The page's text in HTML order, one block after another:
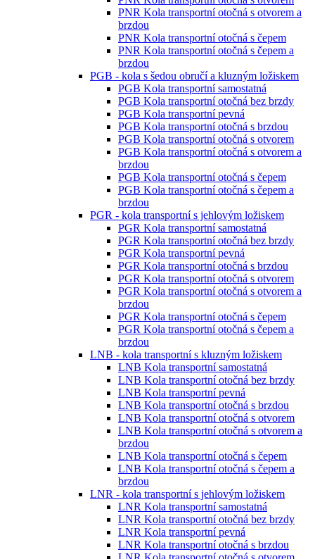
PNR Kola transportní otočná s otvorem a
brzdou
PNR Kola transportní otočná s čepem
PNR Kola transportní otočná s čepem a
brzdou
PGB - kola s šedou obručí a kluzným ložiskem
PGB Kola transportní samostatná
PGB Kola transportní otočná bez brzdy
PGB Kola transportní pevná
PGB Kola transportní otočná s brzdou
PGB Kola transportní otočná s otvorem
PGB Kola transportní otočná s otvorem a
brzdou
PGB Kola transportní otočná s čepem
PGB Kola transportní otočná s čepem a
brzdou
PGR - kola transportní s jehlovým ložiskem
PGR Kola transportní samostatná
PGR Kola transportní otočná bez brzdy
PGR Kola transportní pevná
PGR Kola transportní otočná s brzdou
PGR Kola transportní otočná s otvorem
PGR Kola transportní otočná s otvorem a
brzdou
PGR Kola transportní otočná s čepem
PGR Kola transportní otočná s čepem a
brzdou
LNB - kola transportní s kluzným ložiskem
LNB Kola transportní samostatná
LNB Kola transportní otočná bez brzdy
LNB Kola transportní pevná
LNB Kola transportní otočná s brzdou
LNB Kola transportní otočná s otvorem
LNB Kola transportní otočná s otvorem a
brzdou
LNB Kola transportní otočná s čepem
LNB Kola transportní otočná s čepem a
brzdou
LNR - kola transportní s jehlovým ložiskem
LNR Kola transportní samostatná
LNR Kola transportní otočná bez brzdy
LNR Kola transportní pevná
LNR Kola transportní otočná s brzdou